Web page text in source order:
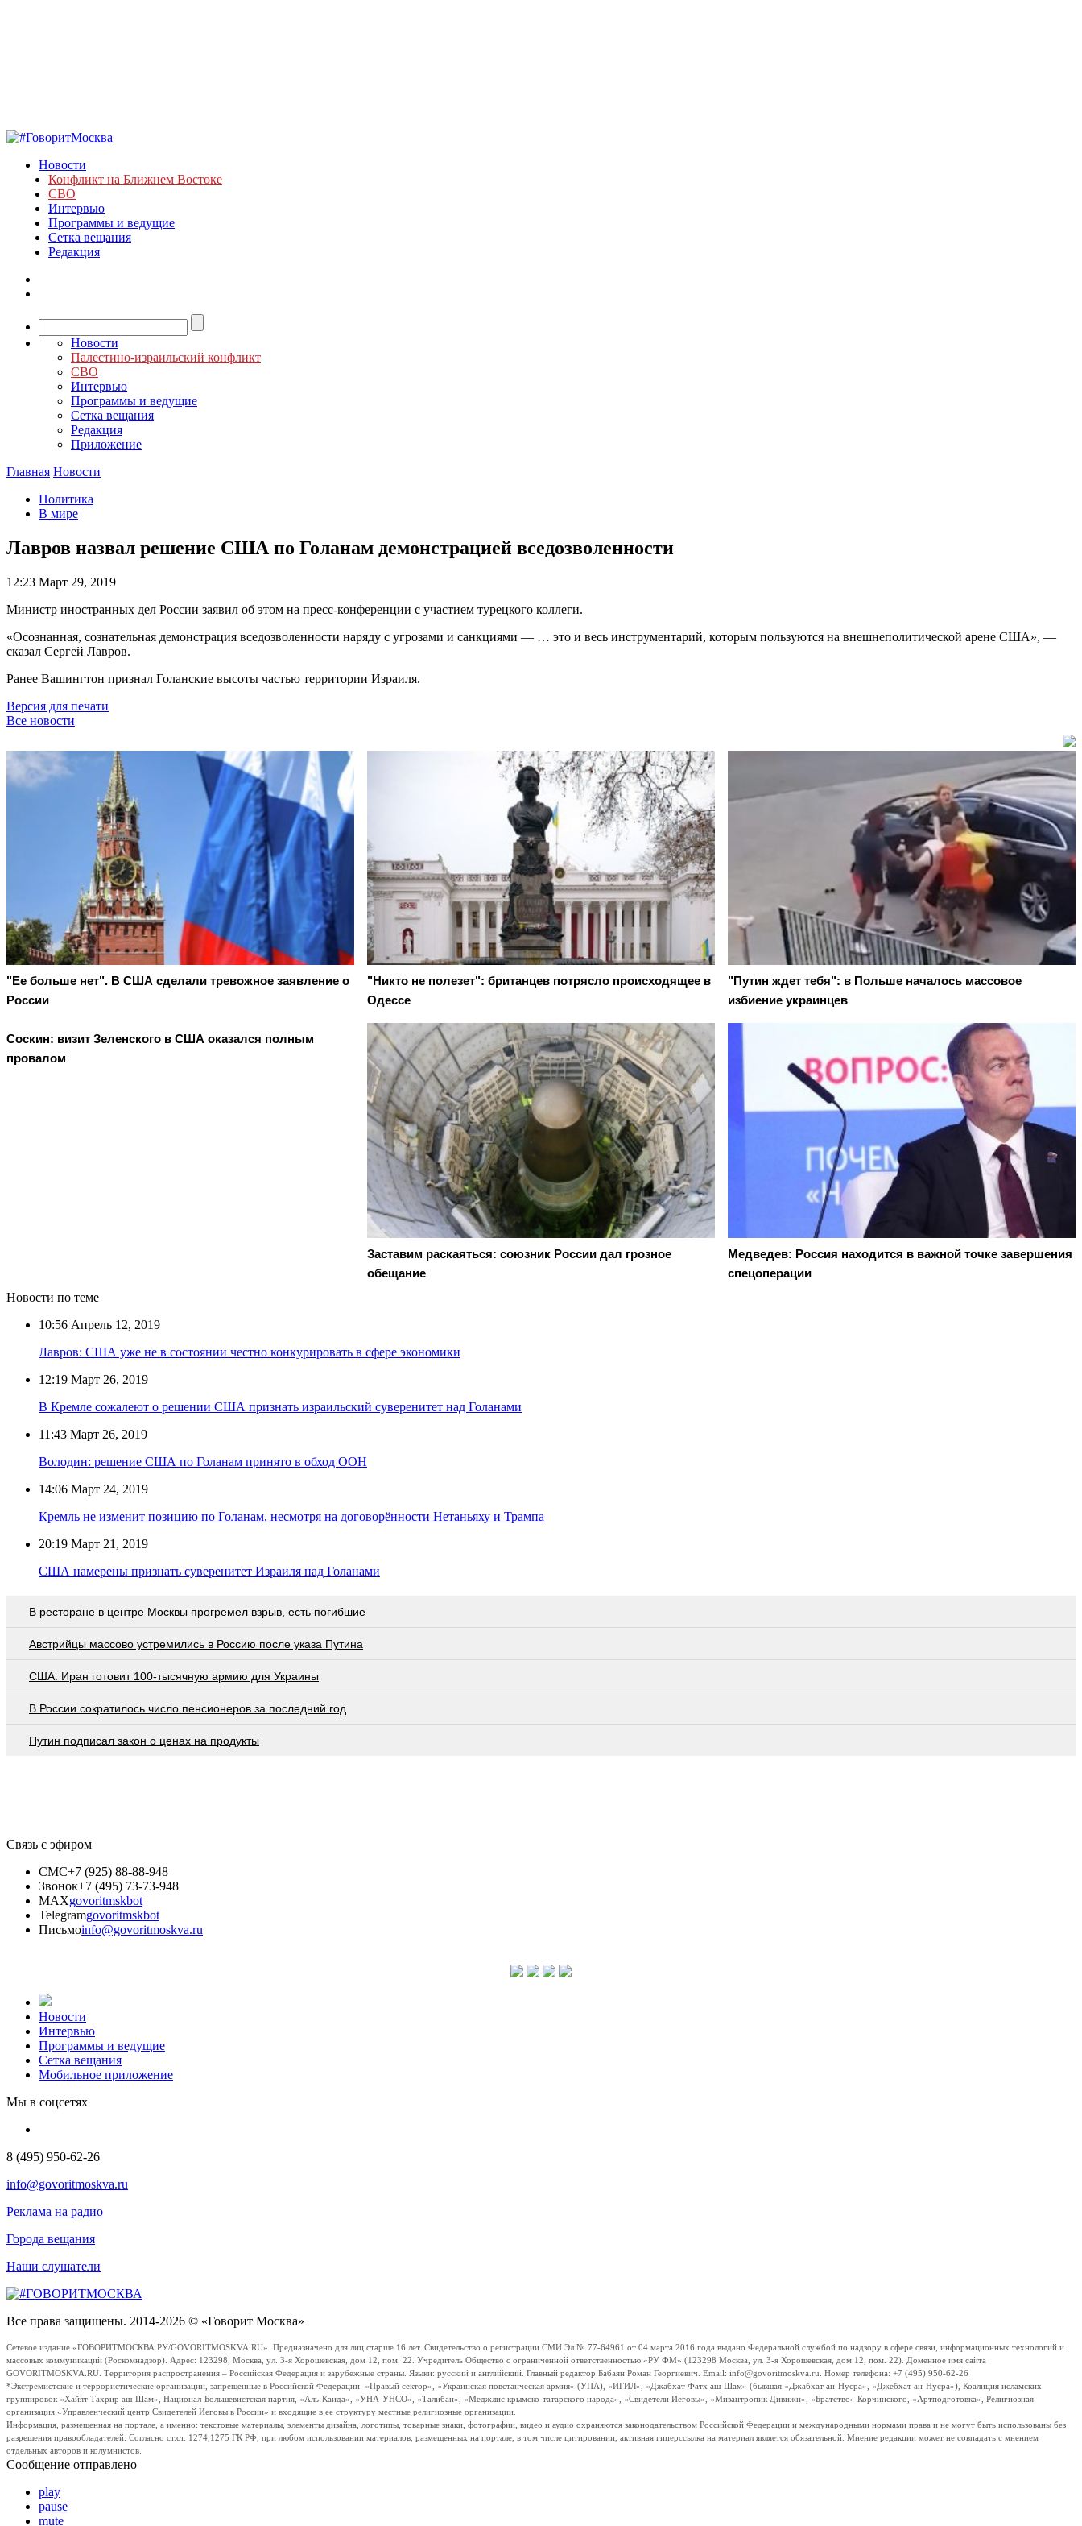
Новости
Конфликт на Ближнем Востоке
СВО
Интервью
Программы и ведущие
Сетка вещания
Редакция
Новости
Палестино-израильский конфликт
СВО
Интервью
Программы и ведущие
Сетка вещания
Редакция
Приложение
Главная Новости
Политика
В мире
Лавров назвал решение США по Голанам демонстрацией вседозволенности
12:23 Март 29, 2019
Министр иностранных дел России заявил об этом на пресс-конференции с участием турецкого коллеги.
«Осознанная, сознательная демонстрация вседозволенности наряду с угрозами и санкциями — … это и весь инструментарий, которым пользуются на внешнеполитической арене США», —
сказал Сергей Лавров.
Ранее Вашингтон признал Голанские высоты частью территории Израиля.
Версия для печати
Все новости
"Ее больше нет". В США сделали тревожное заявление о
России
"Никто не полезет": британцев потрясло происходящее в
Одессе
"Путин ждет тебя": в Польше началось массовое
избиение украинцев
Соскин: визит Зеленского в США оказался полным
провалом
Заставим раскаяться: союзник России дал грозное
обещание
Медведев: Россия находится в важной точке завершения
спецоперации
Новости по теме
10:56 Апрель 12, 2019
Лавров: США уже не в состоянии честно конкурировать в сфере экономики
12:19 Март 26, 2019
В Кремле сожалеют о решении США признать израильский суверенитет над Голанами
11:43 Март 26, 2019
Володин: решение США по Голанам принято в обход ООН
14:06 Март 24, 2019
Кремль не изменит позицию по Голанам, несмотря на договорённости Нетаньяху и Трампа
20:19 Март 21, 2019
США намерены признать суверенитет Израиля над Голанами
В ресторане в центре Москвы прогремел взрыв, есть погибшие
Австрийцы массово устремились в Россию после указа Путина
США: Иран готовит 100-тысячную армию для Украины
В России сократилось число пенсионеров за последний год
Путин подписал закон о ценах на продукты
Связь с эфиром
СМС+7 (925) 88-88-948
Звонок+7 (495) 73-73-948
MAXgovoritmskbot
Telegramgovoritmskbot
Письмоinfo@govoritmoskva.ru
Новости
Интервью
Программы и ведущие
Сетка вещания
Мобильное приложение
Мы в соцсетях
8 (495) 950-62-26
info@govoritmoskva.ru
Реклама на радио
Города вещания
Наши слушатели
Все права защищены. 2014-2026 © «Говорит Москва»
Сетевое издание «ГОВОРИТМОСКВА.РУ/GOVORITMOSKVA.RU». Предназначено для лиц старше 16 лет. Свидетельство о регистрации СМИ Эл № 77-64961 от 04 марта 2016 года выдано Федеральной службой по надзору в сфере связи, информационных технологий и
массовых коммуникаций (Роскомнадзор). Адрес: 123298, Москва, ул. 3-я Хорошевская, дом 12, пом. 22. Учредитель Общество с ограниченной ответственностью «РУ ФМ» (123298 Москва, ул. 3-я Хорошевская, дом 12, пом. 22). Доменное имя сайта
GOVORITMOSKVA.RU. Территория распространения – Российская Федерация и зарубежные страны. Языки: русский и английский. Главный редактор Бабаян Роман Георгиевич. Email: info@govoritmoskva.ru. Номер телефона: +7 (495) 950-62-26
*Экстремистские и террористические организации, запрещенные в Российской Федерации: «Правый сектор», «Украинская повстанческая армия» (УПА), «ИГИЛ», «Джабхат Фатх аш-Шам» (бывшая «Джабхат ан-Нусра», «Джебхат ан-Нусра»), Коалиция исламских
группировок «Хайят Тахрир аш-Шам», Национал-Большевистская партия, «Аль-Каида», «УНА-УНСО», «Талибан», «Меджлис крымско-татарского народа», «Свидетели Иеговы», «Мизантропик Дивижн», «Братство» Корчинского, «Артподготовка», Религиозная
организация «Управленческий центр Свидетелей Иеговы в России» и входящие в ее структуру местные религиозные организации.
Информация, размещенная на портале, а именно: текстовые материалы, элементы дизайна, логотипы, товарные знаки, фотографии, видео и аудио охраняются законодательством Российской Федерации и международными нормами права и не могут быть использованы без
разрешения правообладателей. Согласно ст.ст. 1274,1275 ГК РФ, при любом использовании материалов, размещенных на портале, в том числе цитировании, активная гиперссылка на материал является обязательной. Мнение редакции может не совпадать с мнением
отдельных авторов и колумнистов.
Сообщение отправлено
play
pause
mute